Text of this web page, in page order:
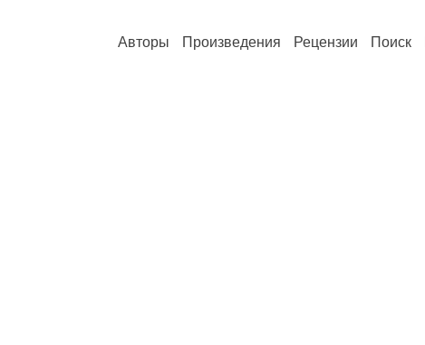
Авторы Произведения Рецензии Поиск